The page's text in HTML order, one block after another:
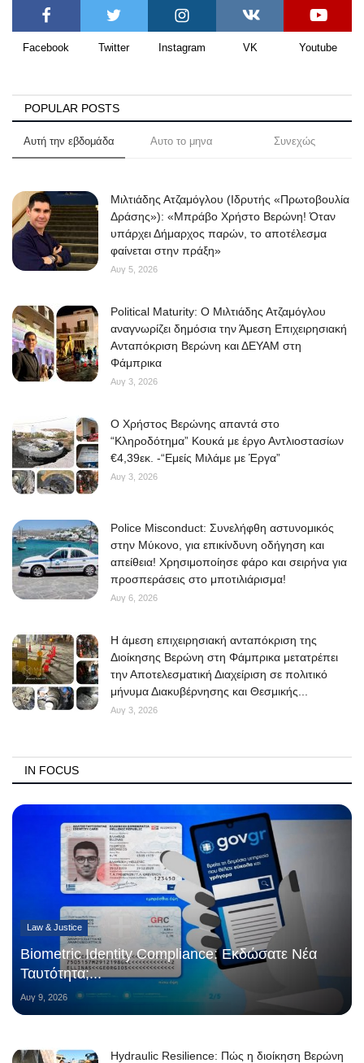
Facebook Twitter Instagram VK Youtube
POPULAR POSTS
Αυτή την εβδομάδα Αυτο το μηνα Συνεχώς
Μιλτιάδης Ατζαμόγλου (Ιδρυτής «Πρωτοβουλία
Δράσης»): «Μπράβο Χρήστο Βερώνη! Όταν
υπάρχει Δήμαρχος παρών, το αποτέλεσμα
φαίνεται στην πράξη»
Αυγ 5, 2026
Political Maturity: Ο Μιλτιάδης Ατζαμόγλου
αναγνωρίζει δημόσια την Άμεση Επιχειρησιακή
Ανταπόκριση Βερώνη και ΔΕΥΑΜ στη
Φάμπρικα
Αυγ 3, 2026
O Χρήστος Βερώνης απαντά στο
“Κληροδότημα” Κουκά με έργο Αντλιοστασίων
€4,39εκ. -“Εμείς Μιλάμε με Έργα”
Αυγ 3, 2026
Police Misconduct: Συνελήφθη αστυνομικός
στην Μύκονο, για επικίνδυνη οδήγηση και
απείθεια! Χρησιμοποίησε φάρο και σειρήνα για
προσπεράσεις στο μποτιλιάρισμα!
Αυγ 6, 2026
Η άμεση επιχειρησιακή ανταπόκριση της
Διοίκησης Βερώνη στη Φάμπρικα μετατρέπει
την Αποτελεσματική Διαχείριση σε πολιτικό
μήνυμα Διακυβέρνησης και Θεσμικής...
Αυγ 3, 2026
IN FOCUS
Law & Justice
Biometric Identity Compliance: Εκδώσατε Νέα
Ταυτότητα;...
Αυγ 9, 2026
Hydraulic Resilience: Πώς η διοίκηση Βερώνη